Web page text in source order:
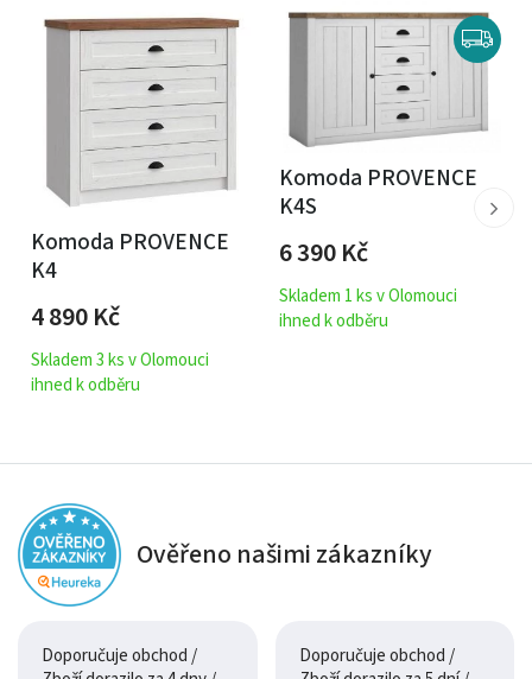
Komoda PROVENCE
K4
4 890Kč
Skladem 3 ks v Olomouci
ihned k odběru
Komoda PROVENCE
K4S
6 390Kč
Skladem 1 ks v Olomouci
ihned k odběru
Ověřeno našimi zákazníky
Doporučuje obchod /
Doporučuje obchod /